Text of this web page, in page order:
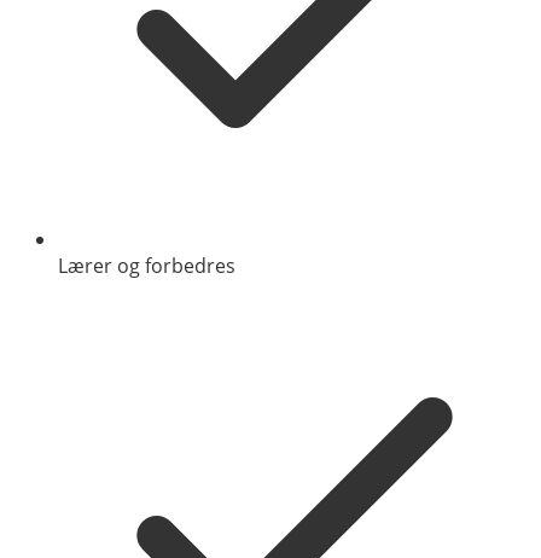
Lærer og forbedres